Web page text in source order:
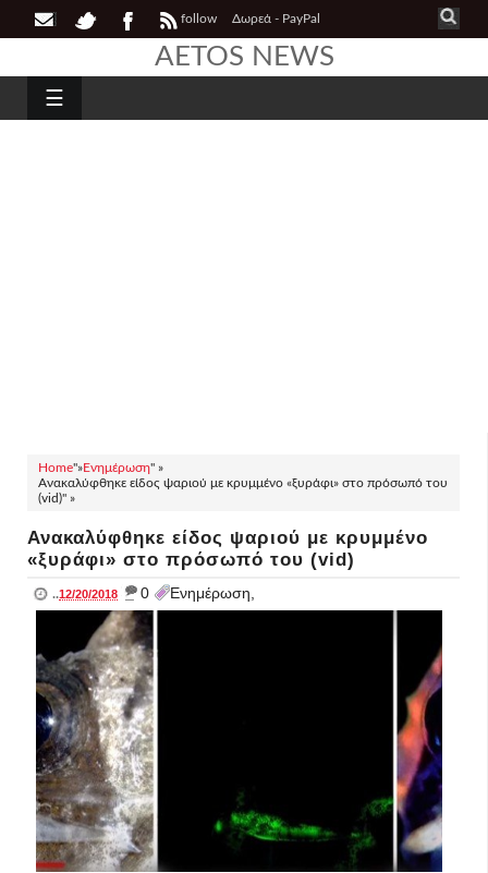
follow Δωρεά - PayPal
AETOS NEWS
☰
Home"»Ενημέρωση" »
Ανακαλύφθηκε είδος ψαριού με κρυμμένο «ξυράφι» στο πρόσωπό του
(vid)" »
Ανακαλύφθηκε είδος ψαριού με κρυμμένο
«ξυράφι» στο πρόσωπό του (vid)
..12/20/2018 _ 0 Ενημέρωση,